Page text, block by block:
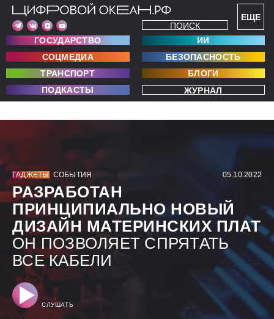
ЕЩЕ
ПОИСК
ГОСУДАРСТВО
ИИ
СОЦМЕДИА
БЕЗОПАСНОСТЬ
ТРАНСПОРТ
БЛОГИ
ПОДКАСТЫ
ЖУРНАЛ
ГАДЖЕТЫ СОБЫТИЯ 05.10.2022
РАЗРАБОТАН
ПРИНЦИПИАЛЬНО НОВЫЙ
ДИЗАЙН МАТЕРИНСКИХ ПЛАТ
ОН ПОЗВОЛЯЕТ СПРЯТАТЬ
ВСЕ КАБЕЛИ
СЛУШАТЬ